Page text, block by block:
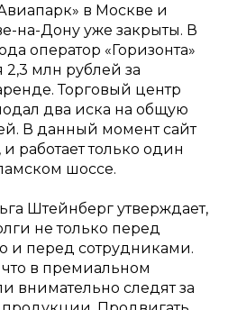
в Москве и
на-Дону уже закрыты. В
оператор «Горизонта»
млн рублей за
Торговый центр
два иска на общую
В данный момент сайт
и работает только один
шоссе.
Штейнберг утверждает,
не только перед
и перед сотрудниками.
в премиальном
внимательно следят за